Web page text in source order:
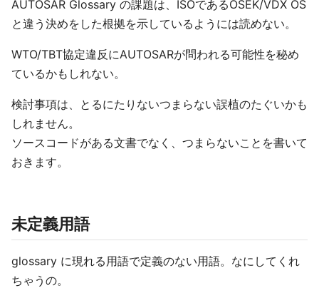
AUTOSAR Glossary の課題は、ISOであるOSEK/VDX OS
と違う決めをした根拠を示しているようには読めない。
WTO/TBT協定違反にAUTOSARが問われる可能性を秘め
ているかもしれない。
検討事項は、とるにたりないつまらない誤植のたぐいかも
しれません。
ソースコードがある文書でなく、つまらないことを書いて
おきます。
未定義用語
glossary に現れる用語で定義のない用語。なにしてくれ
ちゃうの。